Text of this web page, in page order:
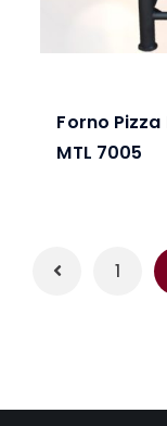
Forno
MTL 7005
1